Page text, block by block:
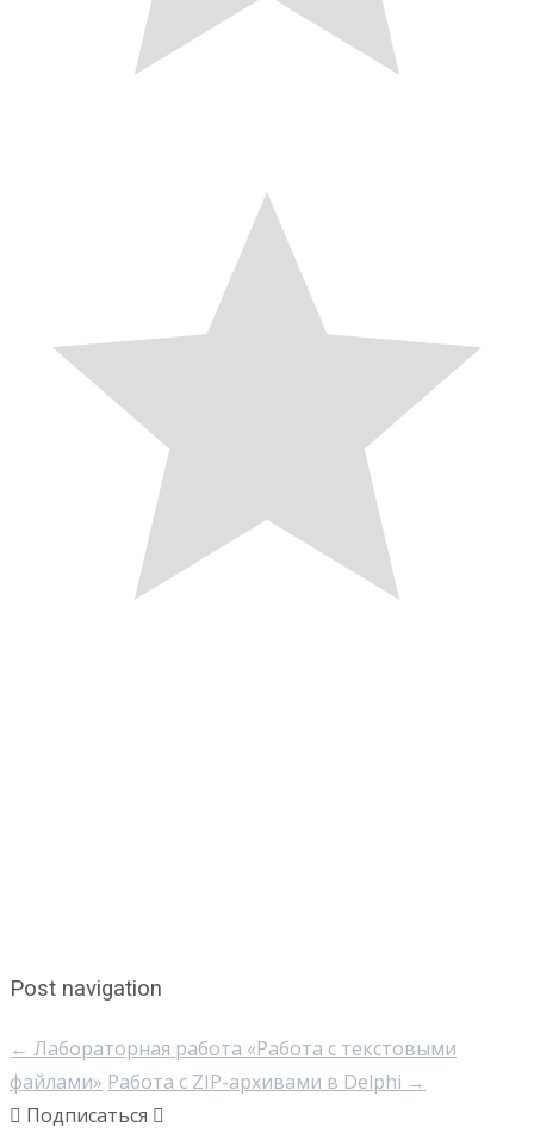
Post navigation
← Лабораторная работа «Работа с текстовыми
файлами» Работа с ZIP-архивами в Delphi →
Подписаться